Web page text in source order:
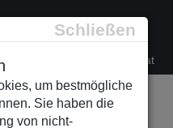
Schließen
um bestmögliche
Sie haben die
von nicht-
37 00 office@leso.at